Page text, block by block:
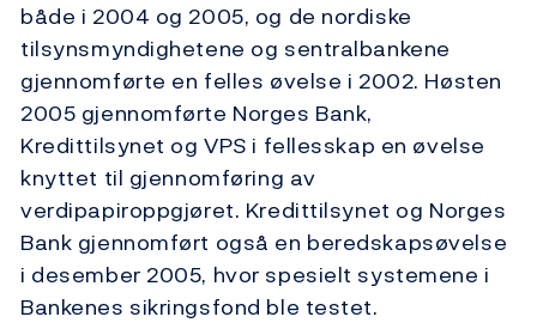
både i 2004 og 2005, og de nordiske
tilsynsmyndighetene og sentralbankene
gjennomførte en felles øvelse i 2002. Høsten
2005 gjennomførte Norges Bank,
Kredittilsynet og VPS i fellesskap en øvelse
knyttet til gjennomføring av
verdipapiroppgjøret. Kredittilsynet og Norges
Bank gjennomført også en beredskapsøvelse
i desember 2005, hvor spesielt systemene i
Bankenes sikringsfond ble testet.